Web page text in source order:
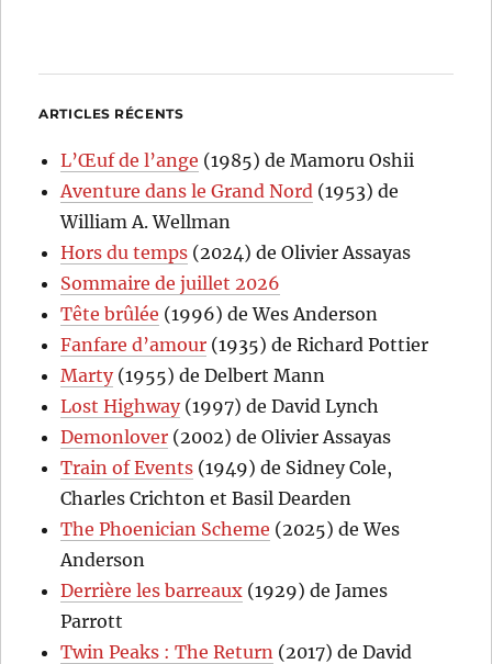
ARTICLES RÉCENTS
L’Œuf de l’ange (1985) de Mamoru Oshii
Aventure dans le Grand Nord (1953) de
William A. Wellman
Hors du temps (2024) de Olivier Assayas
Sommaire de juillet 2026
Tête brûlée (1996) de Wes Anderson
Fanfare d’amour (1935) de Richard Pottier
Marty(1955) de Delbert Mann
Lost Highway(1997) de David Lynch
Demonlover (2002) de Olivier Assayas
Train of Events (1949) de Sidney Cole,
Charles Crichton et Basil Dearden
The Phoenician Scheme (2025) de Wes
Anderson
Derrière les barreaux (1929) de James
Parrott
Twin Peaks : The Return (2017) de David